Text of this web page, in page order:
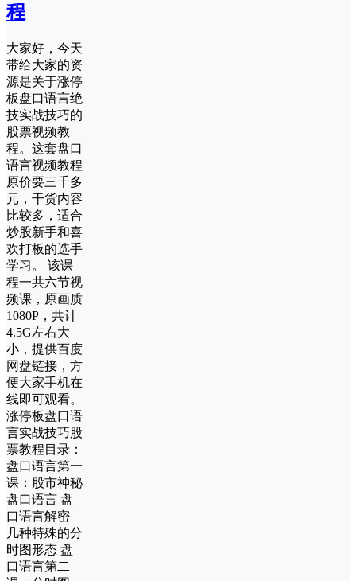
程
大家好，今天
带给大家的资
源是关于涨停
板盘口语言绝
技实战技巧的
股票视频教
程。这套盘口
语言视频教程
原价要三千多
元，干货内容
比较多，适合
炒股新手和喜
欢打板的选手
学习。 该课
程一共六节视
频课，原画质
1080P，共计
4.5G左右大
小，提供百度
网盘链接，方
便大家手机在
线即可观看。
涨停板盘口语
言实战技巧股
票教程目录：
盘口语言第一
课：股市神秘
盘口语言 盘
口语言解密
几种特殊的分
时图形态 盘
口语言第二